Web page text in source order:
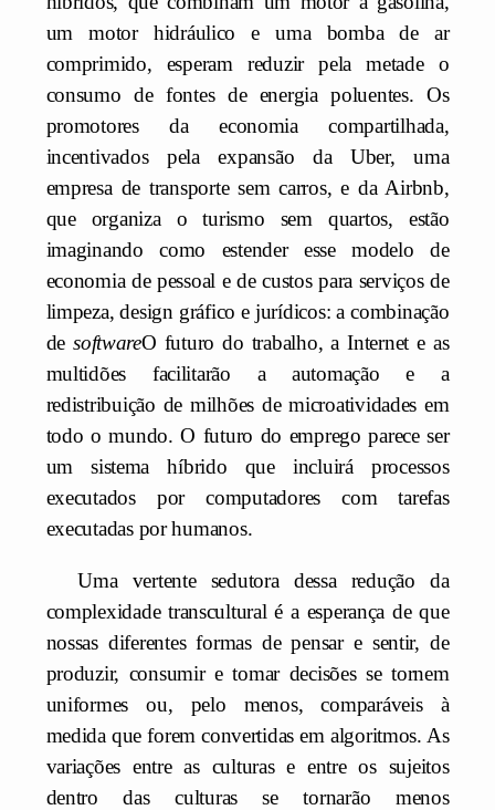
um motor hidráulico e uma bomba de ar
comprimido, esperam reduzir pela metade o
consumo de fontes de energia poluentes. Os
promotores da economia compartilhada,
incentivados pela expansão da Uber, uma
empresa de transporte sem carros, e da Airbnb,
que organiza o turismo sem quartos, estão
imaginando como estender esse modelo de
economia de pessoal e de custos para serviços de
limpeza, design gráfico e jurídicos: a combinação
desoftwareO futuro do trabalho, a Internet e as
multidões facilitarão a automação e a
redistribuição de milhões de microatividades em
todo o mundo. O futuro do emprego parece ser
um sistema híbrido que incluirá processos
executados por computadores com tarefas
executadas por humanos.
Uma vertente sedutora dessa redução da
complexidade transcultural é a esperança de que
nossas diferentes formas de pensar e sentir, de
produzir, consumir e tomar decisões se tornem
uniformes ou, pelo menos, comparáveis à
medida que forem convertidas em algoritmos. As
variações entre as culturas e entre os sujeitos
dentro das culturas se tornarão menos